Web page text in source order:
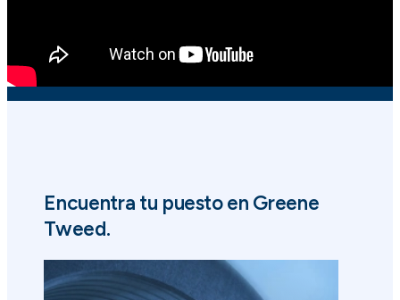
Encuentra tu puesto en Greene
Tweed.